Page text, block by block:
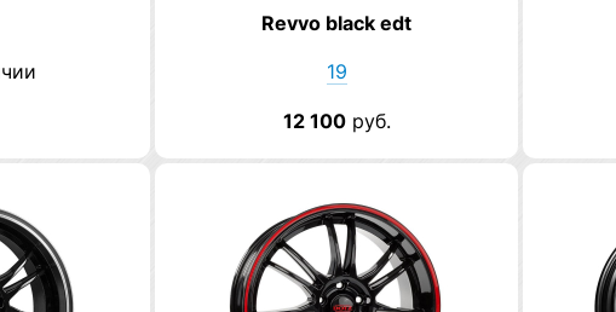
Revvo black edt
19
12 100руб.